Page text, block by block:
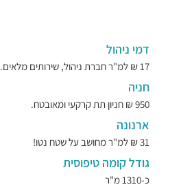
דמי ניהול
17 ₪ למ"ר חברת ניהול, שירותים מלאים.
חניה
950 ₪ חניון תת קרקעי ומאובטח.
ארנונה
31 ₪ למ"ר מחושב על שטח נטו!
גודל קומה טיפוסית
כ-1310 מ"ר